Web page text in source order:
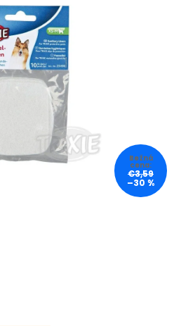
€3,59
–30 %